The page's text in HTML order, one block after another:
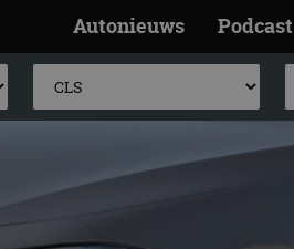
Autonieuws Podcast